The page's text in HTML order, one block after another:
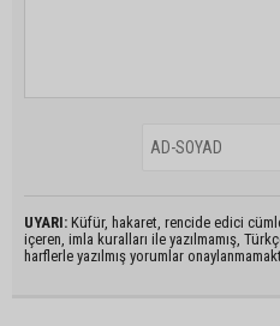
UYARI: Küfür, hakaret, rencide edici
içeren, imla kuralları ile yazılmamış,
harflerle yazılmış yorumlar